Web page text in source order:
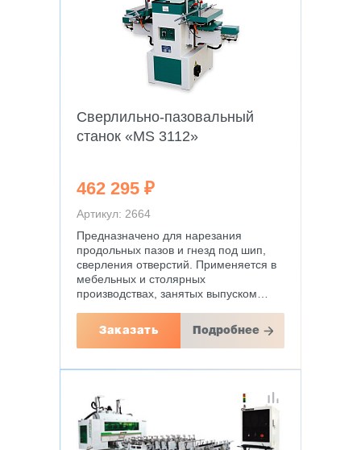
Сверлильно-пазовальный
станок «MS 3112»
462 295 ₽
Артикул: 2664
Предназначено для нарезания
продольных пазов и гнезд под шип,
сверления отверстий. Применяется в
мебельных и столярных
производствах, занятых выпуском…
Заказать Подробнее